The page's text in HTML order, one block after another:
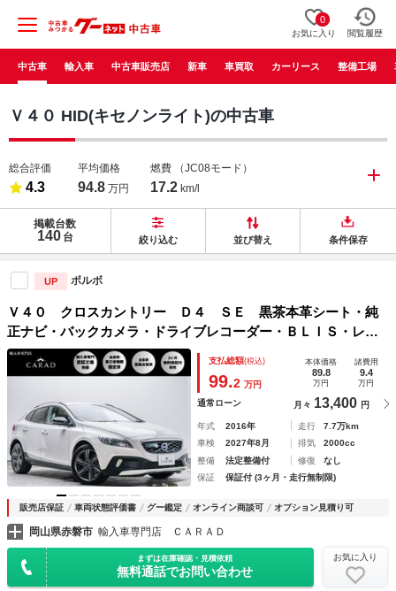
0
お気に入り 閲覧履歴
中古車 輸入車 中古車販売店 新車 車買取 カーリース 整備工場
Ｖ４０ HID(キセノンライト)の中古車
総合評価
4.3
平均価格
94.8 万円
燃費 （JC08モード）
17.2 km/l
掲載台数
140 台 絞り込む 並び替え 条件保存
UP ボルボ
Ｖ４０ クロスカントリー Ｄ４ ＳＥ 黒茶本革シート・純
正ナビ・バックカメラ・ドライブレコーダー・ＢＬＩＳ・レー
ンキープ・パドルシフト・アダプティブクルーズコントロー
ル・ソナーセンサー・シートヒーター・ウッドパネル・禁煙
支払総額(税込)
99.2 万円
本体価格
89.8
万円
諸費用
9.4
万円
通常ローン 月々 13,400 円
年式 2016年 走行
7.7万km
車検
2027年8月 排気
2000cc
整備
法定整備付 修復
なし
保証
保証付 (3ヶ月・走行無制限)
販売店保証 車両状態評価書 グー鑑定 オンライン商談可 オプション見積り可
岡山県赤磐市 輸入車専門店 ＣＡＲＡＤ
まずは在庫確認・見積依頼
無料通話でお問い合わせ
お気に入り